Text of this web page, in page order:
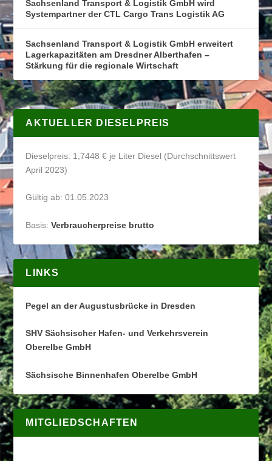
Sachsenland Transport & Logistik GmbH wird
Systempartner der CTL Cargo Trans Logistik AG
Sachsenland Transport & Logistik GmbH erweitert
Lagerkapazitäten am Dresdner Alberthafen –
Stärkung für die regionale Wirtschaft
AKTUELLER DIESELPREIS
Dieselpreis: 1,7448 € je Liter Diesel (Durchschnittswert
April 2023)
Gültig ab: 01.05.2023
Basis:Verbraucherpreise brutto
LINKS
Pegel an der Augustusbrücke in Dresden
SHV Sächsischer Hafen- und Verkehrsverein
Oberelbe GmbH
Sächsische Binnenhafen Oberelbe GmbH
MITGLIEDSCHAFTEN